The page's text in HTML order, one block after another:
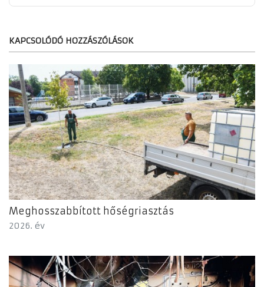
KAPCSOLÓDÓ HOZZÁSZÓLÁSOK
Meghosszabbított hőségriasztás
2026. év